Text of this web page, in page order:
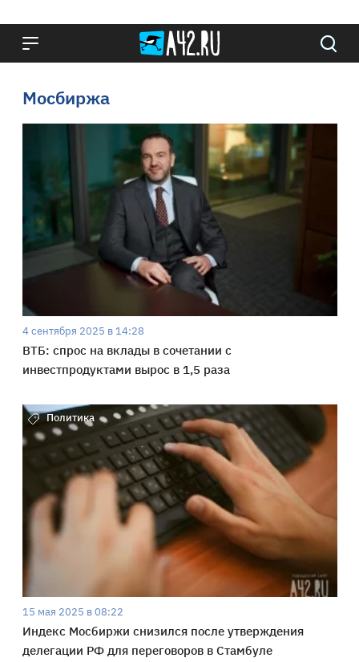
Мосбиржа
4 сентября 2025 в 14:28
ВТБ: спрос на вклады в сочетании с
инвестпродуктами вырос в 1,5 раза
Политика
15 мая 2025 в 08:22
Индекс Мосбиржи снизился после утверждения
делегации РФ для переговоров в Стамбуле